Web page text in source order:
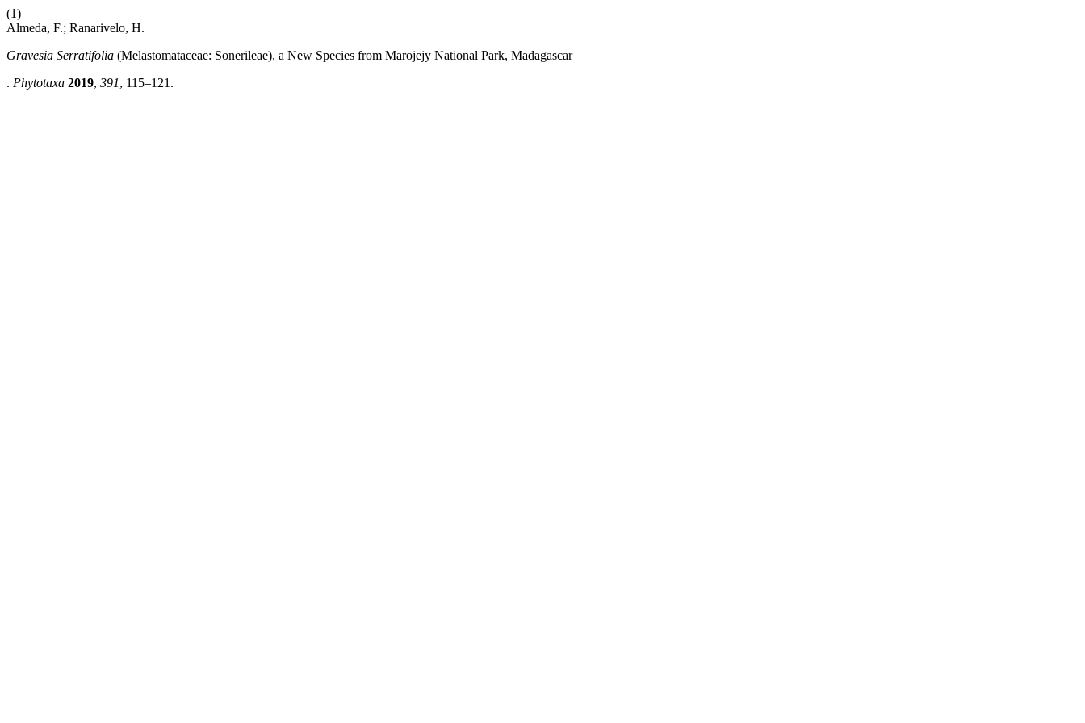
(1)
Almeda, F.; Ranarivelo, H.
Gravesia Serratifolia (Melastomataceae: Sonerileae), a New Species from Marojejy National Park, Madagascar
. Phytotaxa 2019, 391, 115–121.